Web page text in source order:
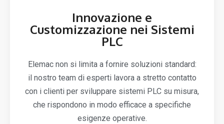
Innovazione e
Customizzazione nei Sistemi
PLC
Elemac non si limita a fornire soluzioni standard:
il nostro team di esperti lavora a stretto contatto
con i clienti per sviluppare sistemi PLC su misura,
che rispondono in modo efficace a specifiche
esigenze operative.